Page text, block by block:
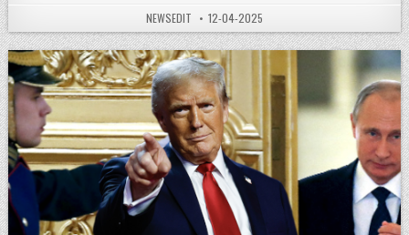
AUTHOR:
NEWSEDIT PUBLISHED DATE:
12-04-2025